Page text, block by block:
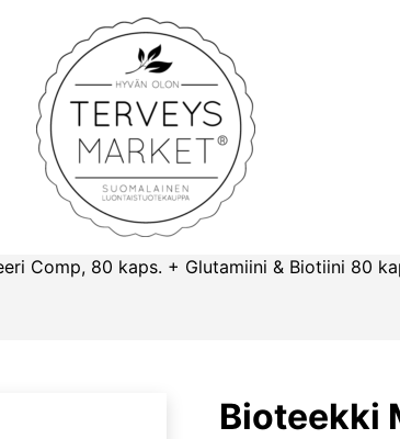
Terveysmarket
Comp, 80 kaps. + Glutamiini & Biotiini 80
Bioteekki